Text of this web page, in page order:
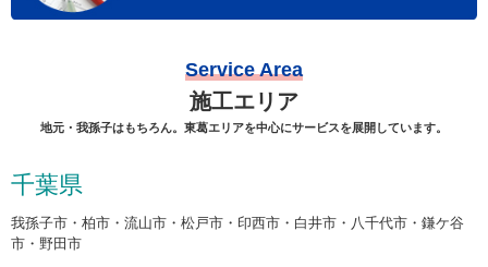
Service Area
施工エリア
地元・我孫子はもちろん。東葛エリアを中心にサービスを展開しています。
千葉県
我孫子市・柏市・流山市・松戸市・印西市・白井市・八千代市・鎌ケ谷
市・野田市